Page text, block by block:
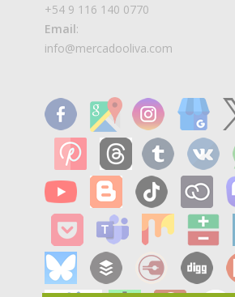
+54 9 116 140 0770
Email:
info@mercadooliva.com